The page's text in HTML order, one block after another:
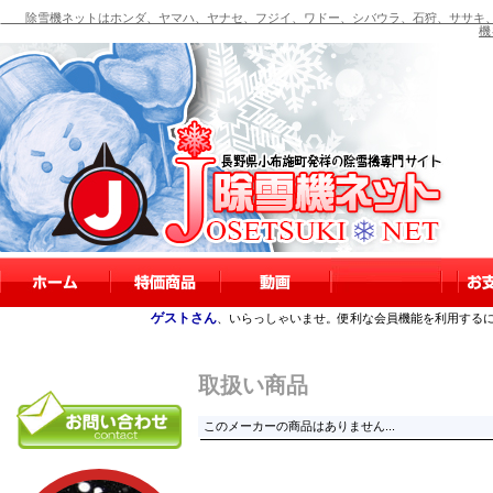
除雪機ネットはホンダ、ヤマハ、ヤナセ、フジイ、ワドー、シバウラ、石狩、ササキ
機
ゲストさん 、いらっしゃいませ。便利な会員機能を利用する
取扱い商品
このメーカーの商品はありません...